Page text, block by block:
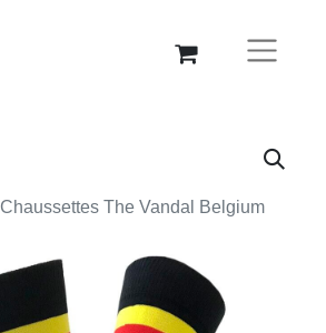
Chaussettes The Vandal Belgium